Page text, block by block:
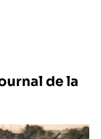
de la